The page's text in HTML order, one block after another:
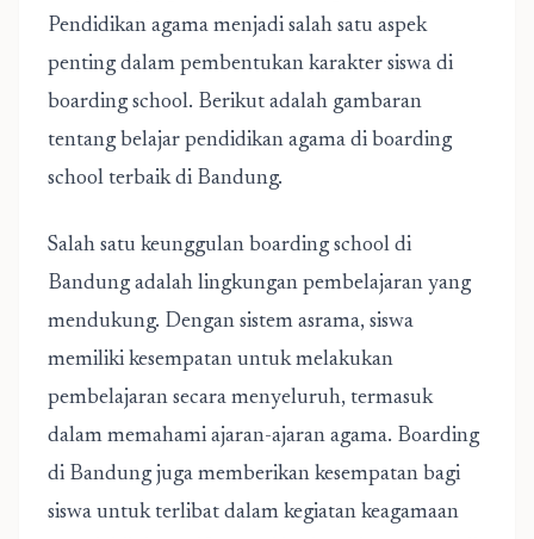
Pendidikan agama menjadi salah satu aspek
penting dalam pembentukan karakter siswa di
boarding school. Berikut adalah gambaran
tentang belajar pendidikan agama di boarding
school terbaik di Bandung.
Salah satu keunggulan boarding school di
Bandung adalah lingkungan pembelajaran yang
mendukung. Dengan sistem asrama, siswa
memiliki kesempatan untuk melakukan
pembelajaran secara menyeluruh, termasuk
dalam memahami ajaran-ajaran agama. Boarding
di Bandung juga memberikan kesempatan bagi
siswa untuk terlibat dalam kegiatan keagamaan